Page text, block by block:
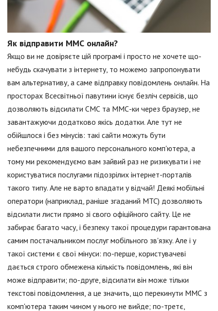
Як відправити ММС онлайн?
Якщо ви не довіряєте цій програмі і просто не хочете що-
небудь скачувати з інтернету, то можемо запропонувати
вам альтернативу, а саме відправку повідомлень онлайн. На
просторах Всесвітньої павутини існує безліч сервісів, що
дозволяють відсилати СМС та ММС-ки через браузер, не
завантажуючи додатково якісь додатки. Але тут не
обійшлося і без мінусів: такі сайти можуть бути
небезпечними для вашого персонального комп'ютера, а
тому ми рекомендуємо вам зайвий раз не ризикувати і не
користуватися послугами підозрілих інтернет-порталів
такого типу. Але не варто впадати у відчай! Деякі мобільні
оператори (наприклад, раніше згаданий МТС) дозволяють
відсилати листи прямо зі свого офіційного сайту. Це не
забирає багато часу, і безпеку такої процедури гарантована
самим постачальником послуг мобільного зв'язку. Але і у
такої системи є свої мінуси: по-перше, користувачеві
дається строго обмежена кількість повідомлень, які він
може відправити; по-друге, відсилати він може тільки
текстові повідомлення, а це значить, що перекинути ММС з
комп'ютера таким чином у нього не вийде; по-третє,